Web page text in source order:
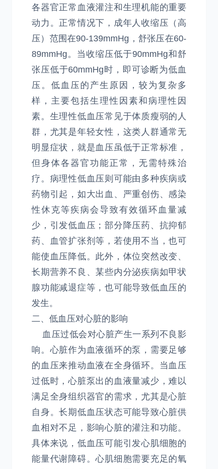
各器官正常血液灌注和生理机能的重要
动力。正常情况下，成年人收缩压（高
压）范围在90-139mmHg，舒张压在60-
89mmHg。当收缩压低于90mmHg和舒
张压低于60mmHg时，即可诊断为低血
压。低血压的产生原因，较为复杂多
样，主要包括生理性因素和病理性因
素。生理性低血压常见于体质瘦弱的人
群，尤其是年轻女性，这类人群通常无
明显症状，就是血压虽低于正常标准，
但身体各器官功能正常，无需特殊治
疗。病理性低血压则可能由多种疾病或
药物引起，如大出血、严重创伤、感染
性休克等疾病会导致有效循环血量减
少，引发低血压；部分降压药、抗抑郁
药、血管扩张剂等，若使用不当，也可
能使血压降低。此外，体位突然改变、
长期营养不良、某些内分泌疾病如甲状
腺功能减退症等，也可能导致低血压的
发生。
二、低血压对心脏的影响
血压过低会对心脏产生一系列不良影
响。心脏作为血液循环的泵，需要足够
的血压来推动血液在全身循环。当血压
过低时，心脏泵出的血液量减少，难以
满足全身组织器官的需求，尤其是心脏
自身。长期低血压状态可能导致心脏供
血相对不足，影响心脏的灌注和功能。
具体来说，低血压可能引发心肌细胞的
能量代谢障碍。心肌细胞需要充足的氧